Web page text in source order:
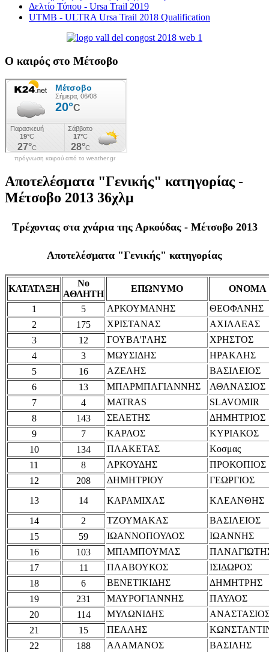
Δελτίο Τύπου - Ursa Trail 2019
UTMB - ULTRA Ursa Trail 2018 Qualification
Ο καιρός στο Μέτσοβο
πρόγνωση καιρού από το weather.gr
Αποτελέσματα "Γενικής" κατηγορίας -
Μέτσοβο 2013 36χλμ
Τρέχοντας στα χνάρια της Αρκούδας - Μέτσοβο 2013
Αποτελέσματα "Γενικής" κατηγορίας
ΚΑΤΑΤΑΞΗ
Νο
ΑΘΛΗΤΗ
ΕΠΩΝΥΜΟ
ΟΝΟΜΑ
1
5 ΑΡΚΟΥΜΑΝΗΣ
ΘΕΟΦΑΝΗΣ
2
175 ΧΡΙΣΤΑΝΑΣ
ΑΧΙΛΛΕΑΣ
3
12 ΓΟΥΒΑ'Ι'ΛΗΣ
ΧΡΗΣΤΟΣ
4
3 ΜΩΥΣΙΔΗΣ
ΗΡΑΚΛΗΣ
5
16 ΑΖΕΛΗΣ
ΒΑΣΙΛΕΙΟΣ
6
13 ΜΠΑΡΜΠΑΓΙΑΝΝΗΣ
ΑΘΑΝΑΣΙΟΣ
7
4 MATRAS
SLAVOMIR
8
143 ΣΕΛΕΤΗΣ
ΔΗΜΗΤΡΙΟΣ
9
7 ΚΑΡΛΟΣ
ΚΥΡΙΑΚΟΣ
10
134 ΠΛΑΚΕΤΑΣ
Κοσμας
11
8 ΑΡΚΟΥΔΗΣ
ΠΡΟΚΟΠΙΟΣ
12
208 ΔΗΜΗΤΡΙΟΥ
ΓΕΩΡΓΙΟΣ
13
14 ΚΑΡΑΜΙΧΑΣ
ΚΛΕΑΝΘΗΣ
14
2 ΤΖΟΥΜΑΚΑΣ
ΒΑΣΙΛΕΙΟΣ
15
59 ΙΩΑΝΝΟΠΟΥΛΟΣ
ΙΩΑΝΝΗΣ
16
103 ΜΠΑΜΠΟΥΜΑΣ
17
11 ΠΛΑΒΟΥΚΟΣ
ΙΣΙΔΩΡΟΣ
18
6 ΒΕΝΕΤΙΚΙΔΗΣ
ΔΗΜΗΤΡΗΣ
19
231 ΜΑΥΡΟΓΙΑΝΝΗΣ
ΠΑΥΛΟΣ
20
114 ΜΥΛΩΝΙΔΗΣ
21
15 ΠΕΛΛΗΣ
22
188 ΑΛΑΜΑΝΟΣ
ΒΑΣΙΛΗΣ